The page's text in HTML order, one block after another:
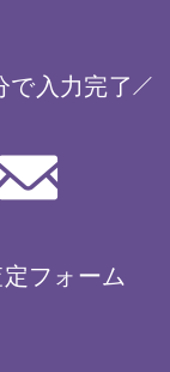
で入力完了
フォーム